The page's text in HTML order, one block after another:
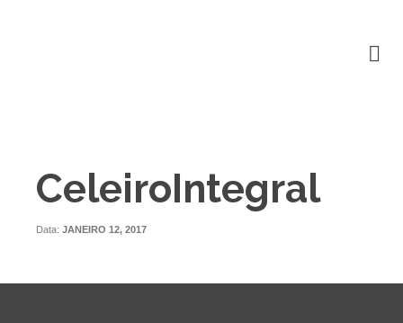
CeleiroIntegral
Data: JANEIRO 12, 2017